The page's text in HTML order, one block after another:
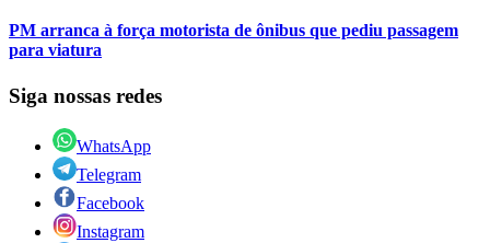
PM arranca à força motorista de ônibus que pediu passagem
para viatura
Siga nossas redes
WhatsApp
Telegram
Facebook
Instagram